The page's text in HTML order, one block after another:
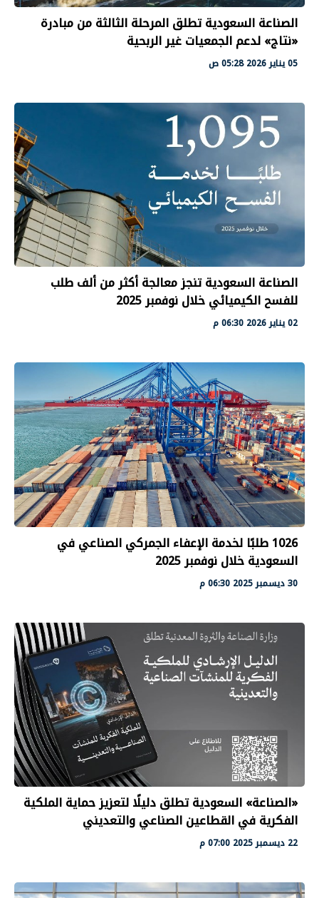
الصناعة السعودية تطلق المرحلة الثالثة من مبادرة
«نتاج» لدعم الجمعيات غير الربحية
05 يناير 2026 05:28 ص
الصناعة السعودية تنجز معالجة أكثر من ألف طلب
للفسح الكيميائي خلال نوفمبر 2025
02 يناير 2026 06:30 م
1026 طلبًا لخدمة الإعفاء الجمركي الصناعي في
السعودية خلال نوفمبر 2025
30 ديسمبر 2025 06:30 م
«الصناعة» السعودية تطلق دليلًا لتعزيز حماية الملكية
الفكرية في القطاعين الصناعي والتعديني
22 ديسمبر 2025 07:00 م